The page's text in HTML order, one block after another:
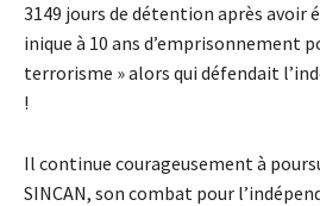
3149 jours de détention après avoir
inique à 10 ans d’emprisonnement
terrorisme » alors qui défendait
!
Il continue courageusement à
SINCAN, son combat pour